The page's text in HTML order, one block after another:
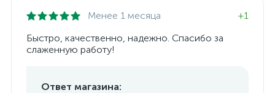
Менее 1 месяца
+1
Быстро, качественно, надежно. Спасибо за
слаженную работу!
Ответ магазина: